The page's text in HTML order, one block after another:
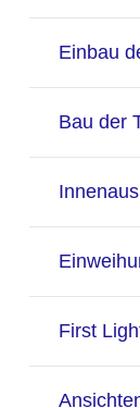
Einbau
Bau der
First